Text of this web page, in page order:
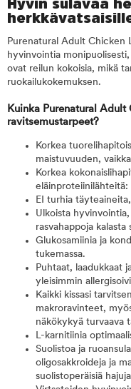
Hyvin sulavaa
Purenatural Adult Chicken
hyvinvointia
ovat reilun kokoisia, mikä
ruokailukokemuksen.
Kuinka Purenatural
ravitsemustarpeet?
Korkea
maistuvuuden,
Korkea
eläinproteiinilähteitä:
EI turhia
Ulkoista
rasvahappoja kalasta
Glukosamiinia ja
tukemassa.
Puhtaat, laadukkaat
yleisimmin
Kaikki kissasi
makroravinteet,
näkökykyä turvaava
L-karnitiinia
Suolistoa ja
oligosakkroideja ja
suolistoperäisiä